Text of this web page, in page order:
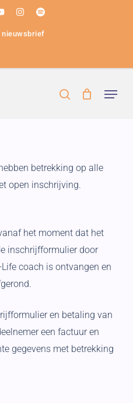
instagramspotify
nieuwsbrief
search
Menu
betrekking op alle
open inschrijving.
het moment dat het
inschrijfformulier door
coach is ontvangen en
en betaling van
een factuur en
gegevens met betrekking